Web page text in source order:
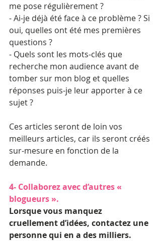
me pose régulièrement ?
- Ai-je déjà été face à ce problème ? Si
oui, quelles ont été mes premières
questions ?
- Quels sont les mots-clés que
recherche mon audience avant de
tomber sur mon blog et quelles
réponses puis-je leur apporter à ce
sujet ?
Ces articles seront de loin vos
meilleurs articles, car ils seront créés
sur-mesure en fonction de la
demande.
4- Collaborez avec d’autres «
blogueurs ».
Lorsque vous manquez
cruellement d’idées, contactez une
personne qui en a des milliers.